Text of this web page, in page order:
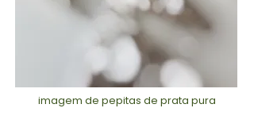
imagem de pepitas de prata pura